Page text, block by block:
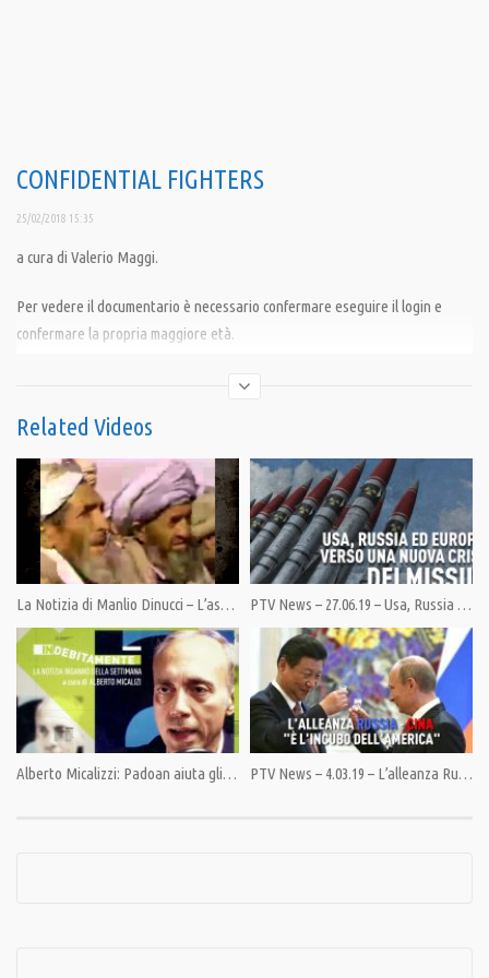
CONFIDENTIAL FIGHTERS
25/02/2018 15:35
a cura di Valerio Maggi.
Per vedere il documentario è necessario confermare eseguire il login e
confermare la propria maggiore età.
Inchiesta dettagliata sul terrorismo islamico in Francia, a partire dalla
Condividi
Category:Documentari, PrimoPiano
Related Videos
La Notizia di Manlio Dinucci – L’asse segreto Usa-Saudita: i retroscena della guerra contro la Siria PTV News – 27.06.19 – Usa, Russia ed Europa verso una nuova crisi dei missili
Alberto Micalizzi: Padoan aiuta gli speculatori a spartirsi l’industria strategica nazionale PTV News – 4.03.19 – L’alleanza Russia – Cina “è l’incubo dell’America”